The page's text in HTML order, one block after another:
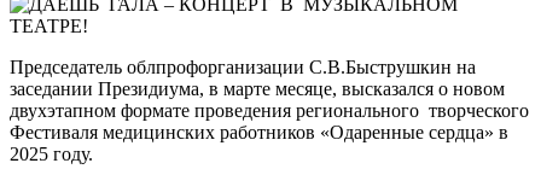
Председатель облпрофорганизации С.В.Быструшкин на
заседании Президиума, в марте месяце, высказался о новом
двухэтапном формате проведения регионального творческого
Фестиваля медицинских работников «Одаренные сердца» в
2025 году.